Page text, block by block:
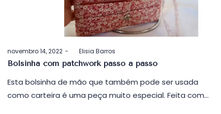
Postado
em
novembro 14, 2022 byElisia Barros
Bolsinha com patchwork passo a passo
Esta bolsinha de mão que também pode ser usada
como carteira é uma peça muito especial. Feita com…